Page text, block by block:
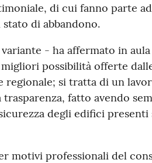
di cui fanno parte
di abbandono.
- ha affermato in
possibilità offerte
regionale; si tratta di un
fatto avendo
degli edifici
motivi professionali del